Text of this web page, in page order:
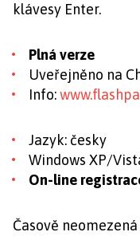
klávesy Enter.
Plná verze
Uveřejněno na
Info:
Jazyk: česky
Windows XP/
On-line
Časově